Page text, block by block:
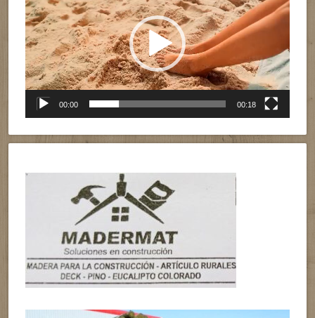
vídeo
00:00 00:18